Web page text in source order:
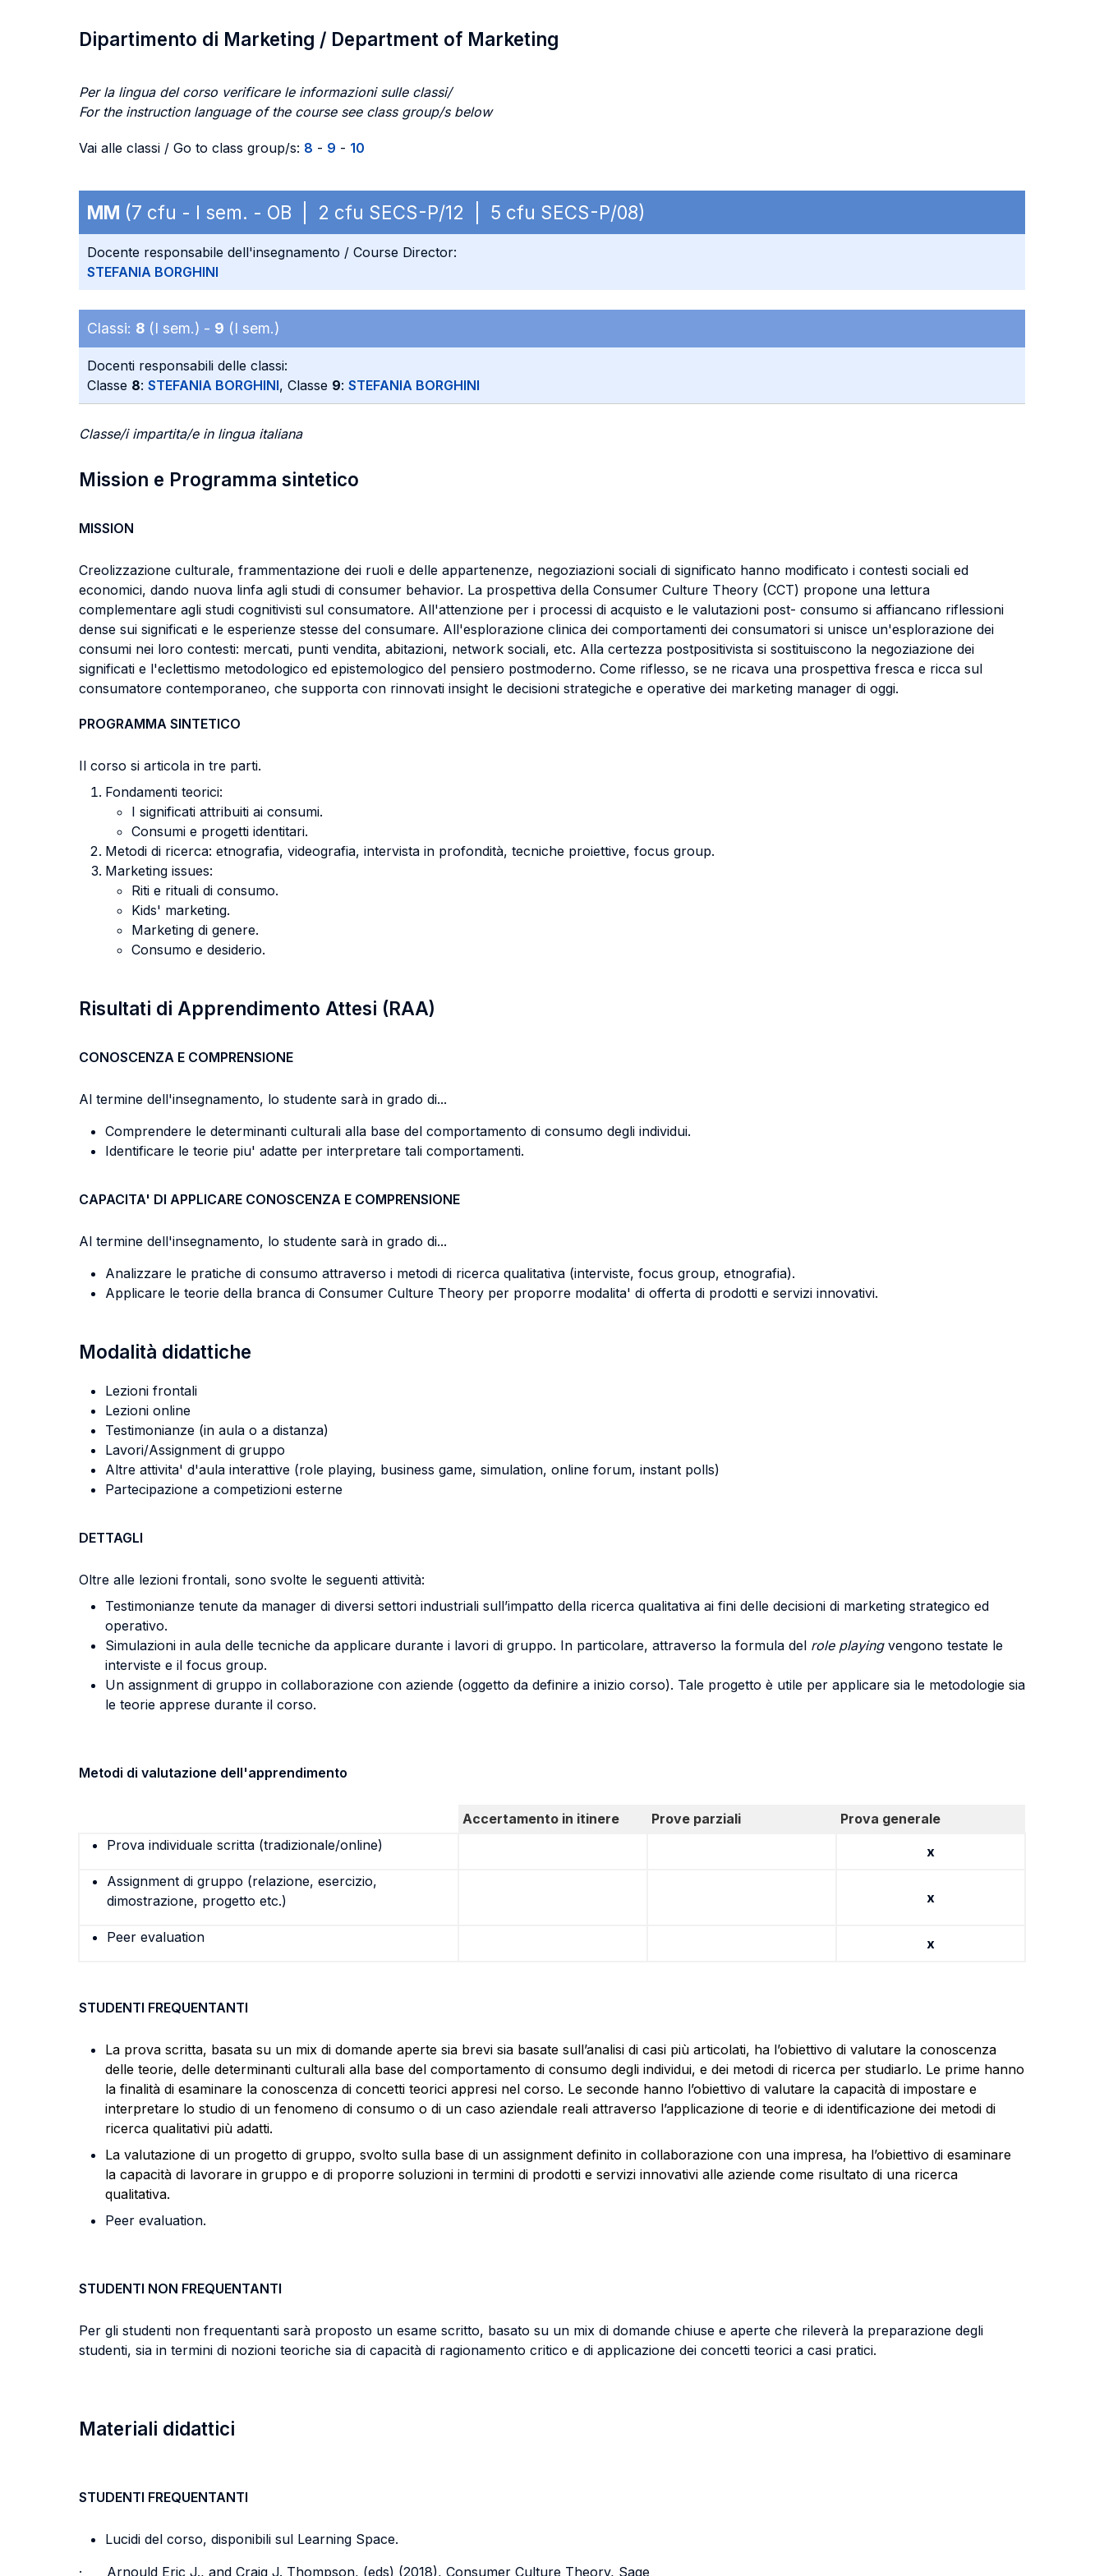
Dipartimento di Marketing / Department of Marketing
Per la lingua del corso verificare le informazioni sulle classi/
For the instruction language of the course see class group/s below
Vai alle classi / Go to class group/s: 8 - 9 - 10
MM (7 cfu - I sem. - OB | 2 cfu SECS-P/12 | 5 cfu SECS-P/08)
Docente responsabile dell'insegnamento / Course Director:
STEFANIA BORGHINI
Classi: 8 (I sem.) - 9 (I sem.)
Docenti responsabili delle classi:
Classe 8: STEFANIA BORGHINI, Classe 9: STEFANIA BORGHINI
Classe/i impartita/e in lingua italiana
Mission e Programma sintetico
MISSION
Creolizzazione culturale, frammentazione dei ruoli e delle appartenenze, negoziazioni sociali di significato hanno modificato i contesti sociali ed
economici, dando nuova linfa agli studi di consumer behavior. La prospettiva della Consumer Culture Theory (CCT) propone una lettura
complementare agli studi cognitivisti sul consumatore. All'attenzione per i processi di acquisto e le valutazioni post- consumo si affiancano riflessioni
dense sui significati e le esperienze stesse del consumare. All'esplorazione clinica dei comportamenti dei consumatori si unisce un'esplorazione dei
consumi nei loro contesti: mercati, punti vendita, abitazioni, network sociali, etc. Alla certezza postpositivista si sostituiscono la negoziazione dei
significati e l'eclettismo metodologico ed epistemologico del pensiero postmoderno. Come riflesso, se ne ricava una prospettiva fresca e ricca sul
consumatore contemporaneo, che supporta con rinnovati insight le decisioni strategiche e operative dei marketing manager di oggi.
PROGRAMMA SINTETICO
Il corso si articola in tre parti.
Fondamenti teorici:
I significati attribuiti ai consumi.
Consumi e progetti identitari.
Metodi di ricerca: etnografia, videografia, intervista in profondità, tecniche proiettive, focus group.
Marketing issues:
Riti e rituali di consumo.
Kids' marketing.
Marketing di genere.
Consumo e desiderio.
Risultati di Apprendimento Attesi (RAA)
CONOSCENZA E COMPRENSIONE
Al termine dell'insegnamento, lo studente sarà in grado di...
Comprendere le determinanti culturali alla base del comportamento di consumo degli individui.
Identificare le teorie piu' adatte per interpretare tali comportamenti.
CAPACITA' DI APPLICARE CONOSCENZA E COMPRENSIONE
Al termine dell'insegnamento, lo studente sarà in grado di...
Analizzare le pratiche di consumo attraverso i metodi di ricerca qualitativa (interviste, focus group, etnografia).
Applicare le teorie della branca di Consumer Culture Theory per proporre modalita' di offerta di prodotti e servizi innovativi.
Modalità didattiche
Lezioni frontali
Lezioni online
Testimonianze (in aula o a distanza)
Lavori/Assignment di gruppo
Altre attivita' d'aula interattive (role playing, business game, simulation, online forum, instant polls)
Partecipazione a competizioni esterne
DETTAGLI
Oltre alle lezioni frontali, sono svolte le seguenti attività:
Testimonianze tenute da manager di diversi settori industriali sull’impatto della ricerca qualitativa ai fini delle decisioni di marketing strategico ed
operativo.
Simulazioni in aula delle tecniche da applicare durante i lavori di gruppo. In particolare, attraverso la formula del role playing vengono testate le
interviste e il focus group.
Un assignment di gruppo in collaborazione con aziende (oggetto da definire a inizio corso). Tale progetto è utile per applicare sia le metodologie sia
le teorie apprese durante il corso.
Metodi di valutazione dell'apprendimento
Accertamento in itinere Prove parziali
Prova generale
Prova individuale scritta (tradizionale/online)
x
Assignment di gruppo (relazione, esercizio,
dimostrazione, progetto etc.)
x
Peer evaluation x
STUDENTI FREQUENTANTI
La prova scritta, basata su un mix di domande aperte sia brevi sia basate sull’analisi di casi più articolati, ha l’obiettivo di valutare la conoscenza
delle teorie, delle determinanti culturali alla base del comportamento di consumo degli individui, e dei metodi di ricerca per studiarlo. Le prime hanno
la finalità di esaminare la conoscenza di concetti teorici appresi nel corso. Le seconde hanno l’obiettivo di valutare la capacità di impostare e
interpretare lo studio di un fenomeno di consumo o di un caso aziendale reali attraverso l’applicazione di teorie e di identificazione dei metodi di
ricerca qualitativi più adatti.
La valutazione di un progetto di gruppo, svolto sulla base di un assignment definito in collaborazione con una impresa, ha l’obiettivo di esaminare
la capacità di lavorare in gruppo e di proporre soluzioni in termini di prodotti e servizi innovativi alle aziende come risultato di una ricerca
qualitativa.
Peer evaluation.
STUDENTI NON FREQUENTANTI
Per gli studenti non frequentanti sarà proposto un esame scritto, basato su un mix di domande chiuse e aperte che rileverà la preparazione degli
studenti, sia in termini di nozioni teoriche sia di capacità di ragionamento critico e di applicazione dei concetti teorici a casi pratici.
Materiali didattici
STUDENTI FREQUENTANTI
Lucidi del corso, disponibili sul Learning Space.
· Arnould Eric J., and Craig J. Thompson, (eds) (2018), Consumer Culture Theory, Sage